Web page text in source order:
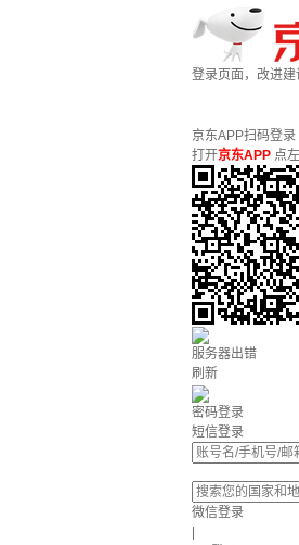
登录页面，改进建
京东APP扫码登录
打开京东APP 点
服务器出错
刷新
密码登录
短信登录
微信登录